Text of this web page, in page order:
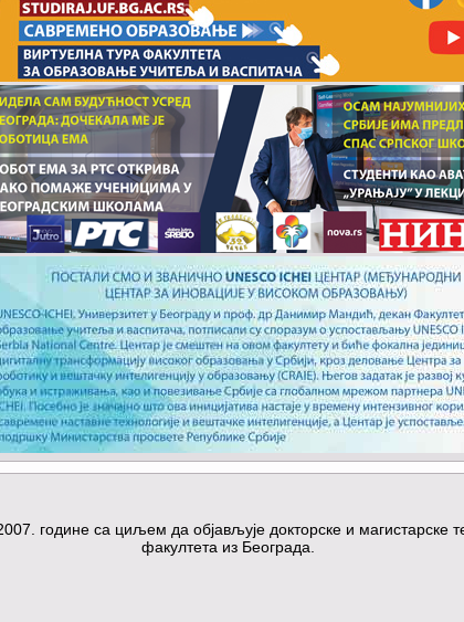
године са циљем да објављује докторске и магистарске
факултета из Београда.